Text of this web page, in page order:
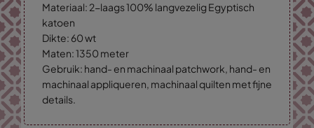
Materiaal: 2-laags 100% langvezelig Egyptisch
katoen
Dikte: 60 wt
Maten: 1350 meter
Gebruik: hand- en machinaal patchwork, hand- en
machinaal appliqueren, machinaal quilten met fijne
details.